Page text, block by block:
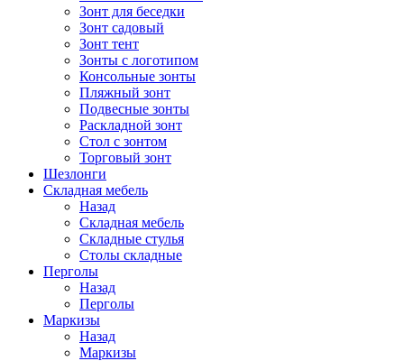
Зонт для беседки
Зонт садовый
Зонт тент
Зонты с логотипом
Консольные зонты
Пляжный зонт
Подвесные зонты
Раскладной зонт
Стол с зонтом
Торговый зонт
Шезлонги
Складная мебель
Назад
Складная мебель
Складные стулья
Столы складные
Перголы
Назад
Перголы
Маркизы
Назад
Маркизы